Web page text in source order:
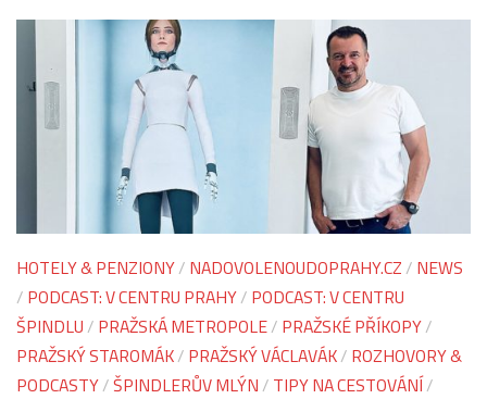
HOTELY & PENZIONY/ NADOVOLENOUDOPRAHY.CZ / NEWS
/ PODCAST: V CENTRU PRAHY/ PODCAST: V CENTRU
ŠPINDLU / PRAŽSKÁ METROPOLE/ PRAŽSKÉ PŘÍKOPY/
PRAŽSKÝ STAROMÁK/ PRAŽSKÝ VÁCLAVÁK/ ROZHOVORY &
PODCASTY/ŠPINDLERŮV MLÝN / TIPY NA CESTOVÁNÍ/